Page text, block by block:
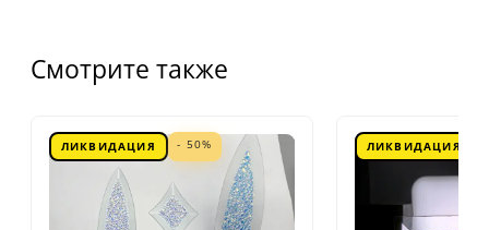
Смотрите также
ЛИКВИДАЦИЯ - 50% ЛИКВИДАЦИЯ